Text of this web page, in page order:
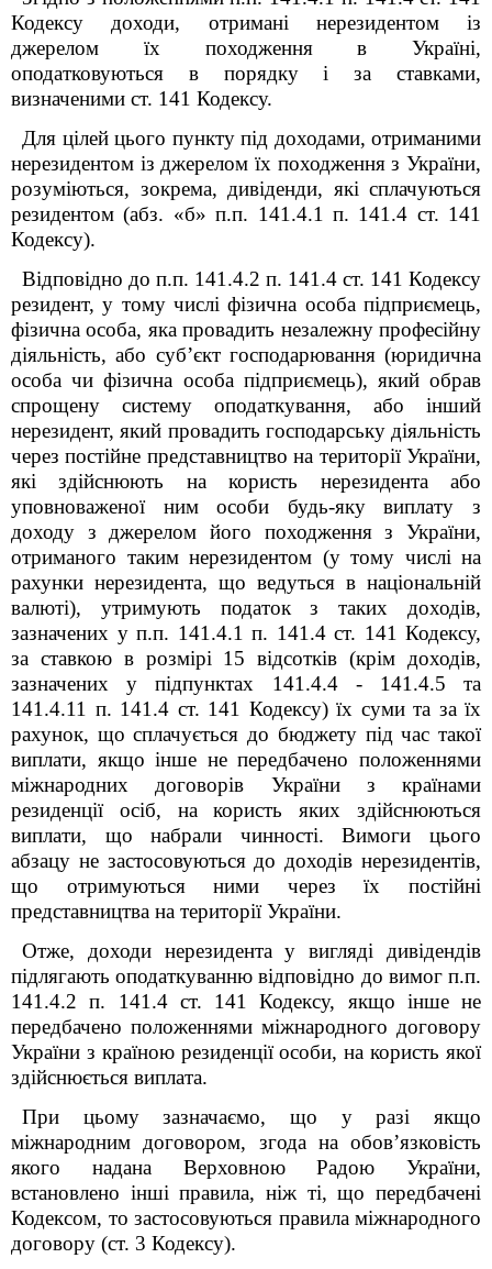
Кодексу доходи, отримані нерезидентом із
джерелом їх походження в Україні,
оподатковуються в порядку і за ставками,
визначеними ст. 141 Кодексу.
Для цілей цього пункту під доходами, отриманими
нерезидентом із джерелом їх походження з України,
розуміються, зокрема, дивіденди, які сплачуються
резидентом (абз. «б» п.п. 141.4.1 п. 141.4 ст. 141
Кодексу).
Відповідно до п.п. 141.4.2 п. 141.4 ст. 141 Кодексу
резидент, у тому числі фізична особа підприємець,
фізична особа, яка провадить незалежну професійну
діяльність, або суб’єкт господарювання (юридична
особа чи фізична особа підприємець), який обрав
спрощену систему оподаткування, або інший
нерезидент, який провадить господарську діяльність
через постійне представництво на території України,
які здійснюють на користь нерезидента або
уповноваженої ним особи будь-яку виплату з
доходу з джерелом його походження з України,
отриманого таким нерезидентом (у тому числі на
рахунки нерезидента, що ведуться в національній
валюті), утримують податок з таких доходів,
зазначених у п.п. 141.4.1 п. 141.4 ст. 141 Кодексу,
за ставкою в розмірі 15 відсотків (крім доходів,
зазначених у підпунктах 141.4.4 - 141.4.5 та
141.4.11 п. 141.4 ст. 141 Кодексу) їх суми та за їх
рахунок, що сплачується до бюджету під час такої
виплати, якщо інше не передбачено положеннями
міжнародних договорів України з країнами
резиденції осіб, на користь яких здійснюються
виплати, що набрали чинності. Вимоги цього
абзацу не застосовуються до доходів нерезидентів,
що отримуються ними через їх постійні
представництва на території України.
Отже, доходи нерезидента у вигляді дивідендів
підлягають оподаткуванню відповідно до вимог п.п.
141.4.2 п. 141.4 ст. 141 Кодексу, якщо інше не
передбачено положеннями міжнародного договору
України з країною резиденції особи, на користь якої
здійснюється виплата.
При цьому зазначаємо, що у разі якщо
міжнародним договором, згода на обов’язковість
якого надана Верховною Радою України,
встановлено інші правила, ніж ті, що передбачені
Кодексом, то застосовуються правила міжнародного
договору (ст. 3 Кодексу).